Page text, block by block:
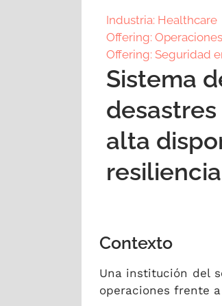
Industria: Healthcare
Offering:
Offering: Seguridad
Sistema
desastres
alta
Contexto
Una institución del
operaciones frente